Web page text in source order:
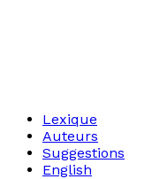
Lexique
Auteurs
Suggestions
English